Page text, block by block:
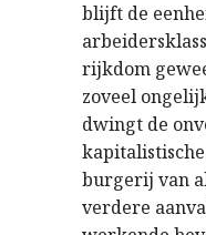
blijft de
rijkdom
zoveel
dwingt de
burgerij van
verdere